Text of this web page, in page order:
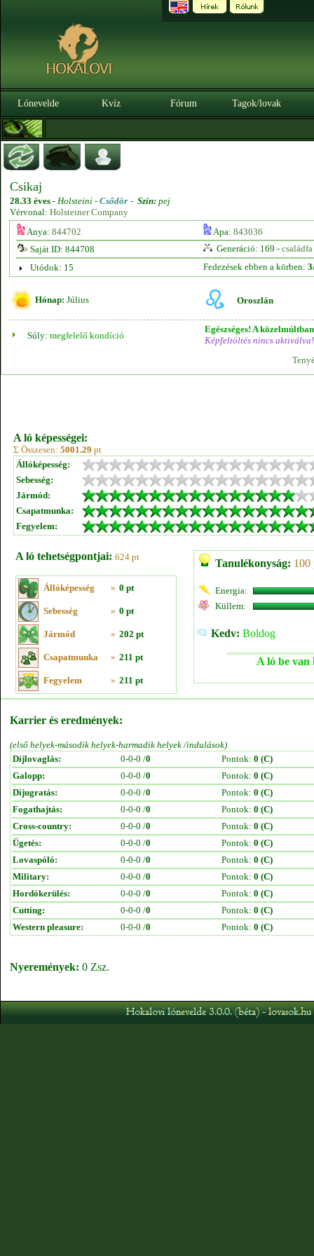
Lónevelde Kvíz Fórum Tagok/lovak
Csikaj
28.33 éves - Holsteini - Csődör - Szín: pej
Vérvonal: Holsteiner Company
Anya: 844702 Apa: 843036
Saját ID: 844708
Generáció: 169 - családfa
Utódok: 15
Fedezések ebben a körben:
Hónap: Július Oroszlán
Súly: megfelelő kondíció
Egészséges! A
Képfeltöltés nincs aktiválva!
A ló képességei:
Σ Összesen: 5001.29 pt
Állóképesség:
Sebesség:
Jármód:
Csapatmunka:
Fegyelem:
A ló tehetségpontjai: 624 pt
Állóképesség » 0 pt
Sebesség » 0 pt
Jármód » 202 pt
Csapatmunka » 211 pt
Fegyelem » 211 pt
Tanulékonyság: 100
Energia:
Küllem:
Kedv: Boldog
A ló be van
Karrier és eredmények:
(első helyek-második helyek-harmadik helyek /indulások)
Díjlovaglás:
0-0-0 /0 Pontok: 0 (C)
Galopp:
0-0-0 /0 Pontok: 0 (C)
Díjugratás:
0-0-0 /0 Pontok: 0 (C)
Fogathajtás:
0-0-0 /0 Pontok: 0 (C)
Cross-country:
0-0-0 /0 Pontok: 0 (C)
Ügetés:
0-0-0 /0 Pontok: 0 (C)
Lovaspóló:
0-0-0 /0 Pontok: 0 (C)
Military:
0-0-0 /0 Pontok: 0 (C)
Hordókerülés:
0-0-0 /0 Pontok: 0 (C)
Cutting:
0-0-0 /0 Pontok: 0 (C)
Western pleasure:
0-0-0 /0 Pontok: 0 (C)
Nyeremények: 0 Zsz.